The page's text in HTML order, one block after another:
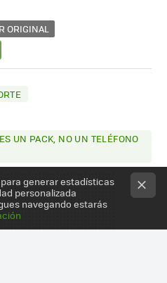
ORIGINAL
UN PACK, NO UN TELÉFONO
generar estadísticas
personalizada
navegando estarás